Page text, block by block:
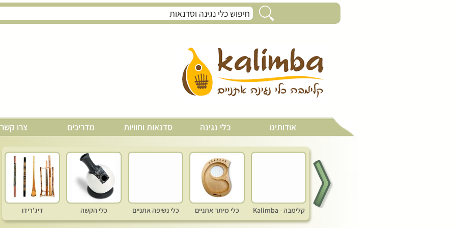
אודותינו כלי נגינה סדנאות וחוויות מדריכים צרו קשר
קלימבה - Kalimba כלי מיתר אתניים כלי נשיפה אתניים כלי הקשה דיג'רידו